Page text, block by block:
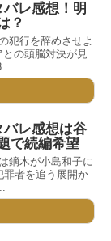
レ感想！明
？
犯行を辞めさせよ
との頭脳対決が見
レ感想は谷
で続編希望
鏑木が小島和子に
罪者を追う展開か